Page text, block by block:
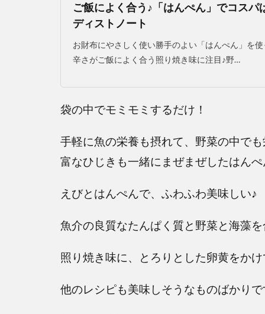
ご飯によく合う♪「はんぺん」でコスパ
ディストノート
お財布にやさしく使い勝手のよい「はんぺん」を
辛さがご飯によく合う照り焼き味に注目♪野…
袋の中でモミモミするだけ！
手軽に魚の栄養も摂れて、野菜の中で
富なひじきも一緒にまぜまぜしたはん
えびとはんぺんで、ふわふわ美味しい♪
魚介の良質なたんぱく質と野菜と海藻
照り焼き味に、とろりとした卵黄をか
他のレシピも美味しそうなものばかり